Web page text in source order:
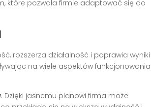
które pozwala firmie adaptować się do
rozszerza działalność i poprawia wyniki
na wiele aspektów funkcjonowania
. Dzięki jasnemu planowi firma może